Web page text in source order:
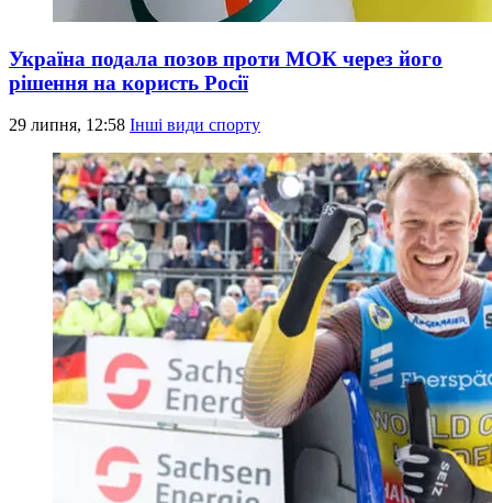
Україна подала позов проти МОК через його
рішення на користь Росії
29 липня, 12:58 Інші види спорту